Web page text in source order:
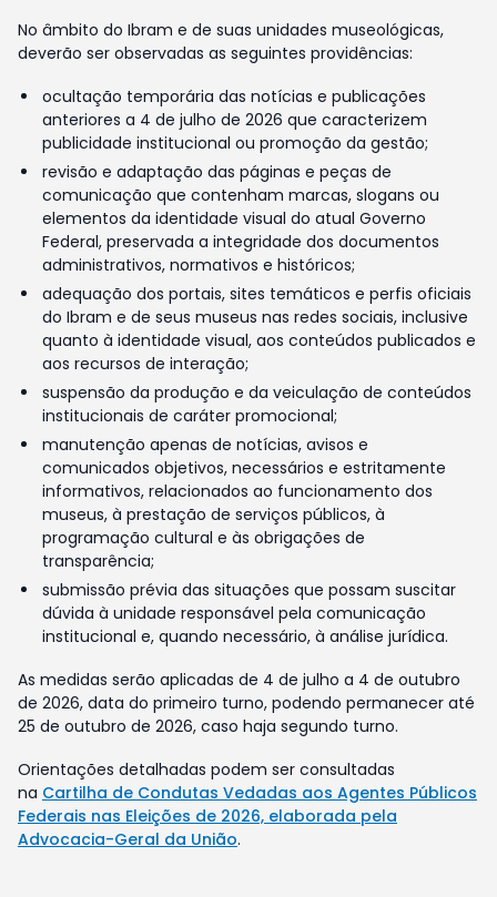
No âmbito do Ibram e de suas unidades museológicas,
deverão ser observadas as seguintes providências:
ocultação temporária das notícias e publicações
anteriores a 4 de julho de 2026 que caracterizem
publicidade institucional ou promoção da gestão;
revisão e adaptação das páginas e peças de
comunicação que contenham marcas, slogans ou
elementos da identidade visual do atual Governo
Federal, preservada a integridade dos documentos
administrativos, normativos e históricos;
adequação dos portais, sites temáticos e perfis oficiais
do Ibram e de seus museus nas redes sociais, inclusive
quanto à identidade visual, aos conteúdos publicados e
aos recursos de interação;
suspensão da produção e da veiculação de conteúdos
institucionais de caráter promocional;
manutenção apenas de notícias, avisos e
comunicados objetivos, necessários e estritamente
informativos, relacionados ao funcionamento dos
museus, à prestação de serviços públicos, à
programação cultural e às obrigações de
transparência;
submissão prévia das situações que possam suscitar
dúvida à unidade responsável pela comunicação
institucional e, quando necessário, à análise jurídica.
As medidas serão aplicadas de 4 de julho a 4 de outubro
de 2026, data do primeiro turno, podendo permanecer até
25 de outubro de 2026, caso haja segundo turno.
Orientações detalhadas podem ser consultadas
na Cartilha de Condutas Vedadas aos Agentes Públicos
Federais nas Eleições de 2026, elaborada pela
Advocacia-Geral da União.